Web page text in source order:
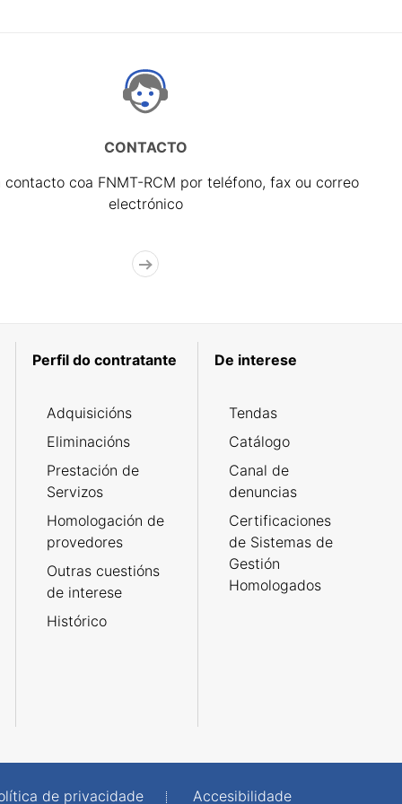
CONTACTO
contacto coa FNMT-RCM por teléfono, fax ou correo
electrónico
Perfil do contratante
Adquisicións
Eliminacións
Prestación de
Servizos
Homologación de
provedores
Outras cuestións
de interese
Histórico
De interese
Tendas
Catálogo
Canal de
denuncias
Certificaciones
de Sistemas de
Gestión
Homologados
de privacidade Accesibilidade